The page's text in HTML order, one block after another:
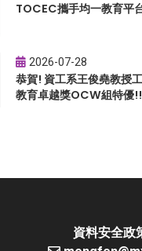
TOCEC攜手均一教育平
2026-07-28
恭賀! 資工系王俊堯教授
教育卓越獎OCW組特優!!
資料安全政